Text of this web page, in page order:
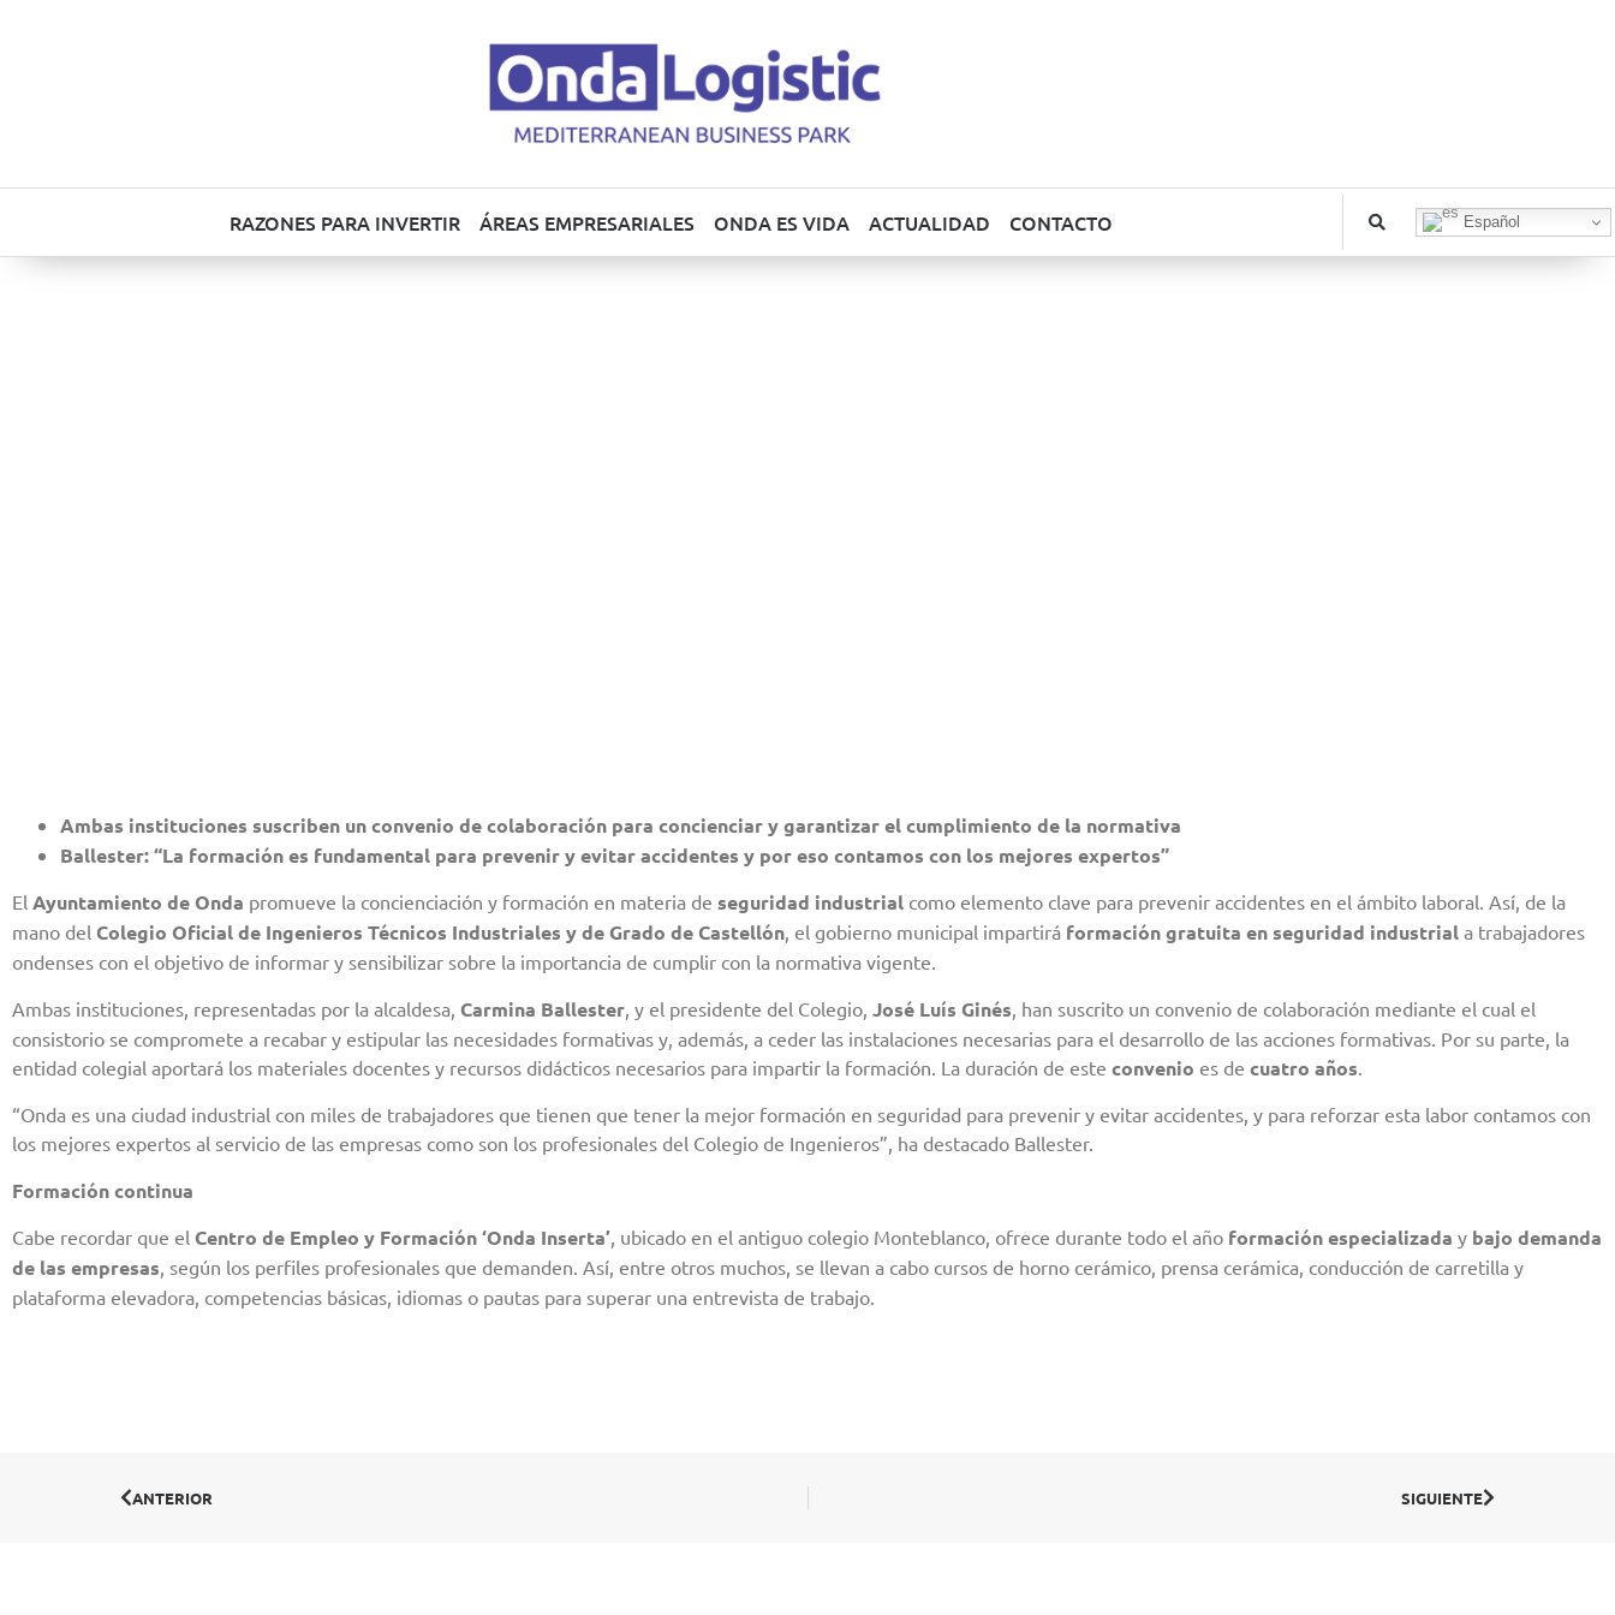
RAZONES PARA INVERTIR ÁREAS EMPRESARIALES ONDA ES VIDA ACTUALIDAD CONTACTO Español
Ambas instituciones suscriben un convenio de colaboración para concienciar y garantizar el cumplimiento de la normativa
Ballester: “La formación es fundamental para prevenir y evitar accidentes y por eso contamos con los mejores expertos”
El Ayuntamiento de Onda promueve la concienciación y formación en materia de seguridad industrial como elemento clave para prevenir accidentes en el ámbito laboral. Así, de la
mano del Colegio Oficial de Ingenieros Técnicos Industriales y de Grado de Castellón, el gobierno municipal impartirá formación gratuita en seguridad industrial a trabajadores
ondenses con el objetivo de informar y sensibilizar sobre la importancia de cumplir con la normativa vigente.
Ambas instituciones, representadas por la alcaldesa, Carmina Ballester , y el presidente del Colegio, José Luís Ginés , han suscrito un convenio de colaboración mediante el cual el
consistorio se compromete a recabar y estipular las necesidades formativas y, además, a ceder las instalaciones necesarias para el desarrollo de las acciones formativas. Por su parte, la
entidad colegial aportará los materiales docentes y recursos didácticos necesarios para impartir la formación. La duración de este convenio es de cuatro años
“Onda es una ciudad industrial con miles de trabajadores que tienen que tener la mejor formación en seguridad para prevenir y evitar accidentes, y para reforzar esta labor contamos con
los mejores expertos al servicio de las empresas como son los profesionales del Colegio de Ingenieros”, ha destacado Ballester.
Formación continua
Cabe recordar que el Centro de Empleo y Formación ‘Onda Inserta’ , ubicado en el antiguo colegio Monteblanco, ofrece durante todo el año formación especializada y bajo demanda
de las empresas , según los perfiles profesionales que demanden. Así, entre otros muchos, se llevan a cabo cursos de horno cerámico, prensa cerámica, conducción de carretilla y
plataforma elevadora, competencias básicas, idiomas o pautas para superar una entrevista de trabajo.
ANTERIOR SIGUIENTE